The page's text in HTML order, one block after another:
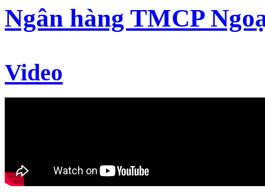
Ngân hàng TMCP
Video